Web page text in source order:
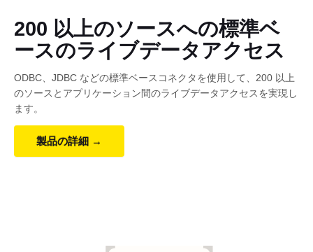
200 以上のソースへの標準ベ
ースのライブデータアクセス
ODBC、JDBC などの標準ベースコネクタを使用して、200 以上
のソースとアプリケーション間のライブデータアクセスを実現し
ます。
製品の詳細 →